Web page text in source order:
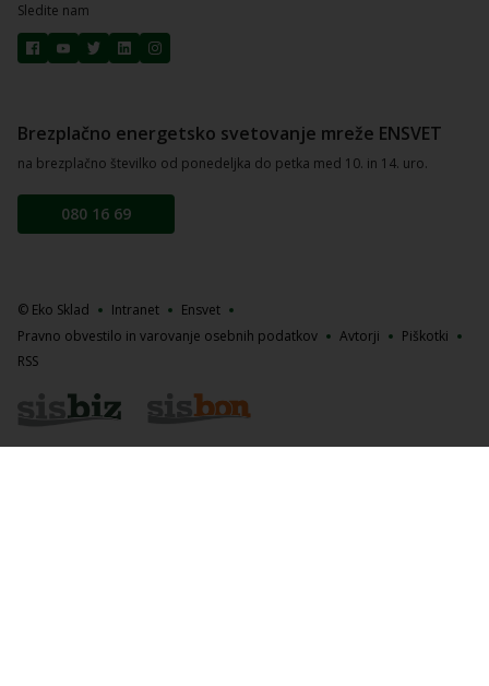
Sledite nam
Brezplačno energetsko svetovanje mreže ENSVET
na brezplačno številko od ponedeljka do petka med 10. in 14. uro.
080 16 69
© Eko Sklad Intranet
Ensvet
Pravno obvestilo in varovanje osebnih podatkov
Avtorji
Piškotki
RSS